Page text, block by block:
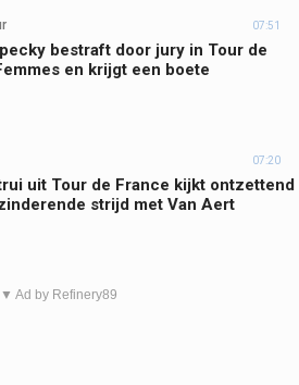
07:51
bestraft door jury in Tour de
en krijgt een boete
07:20
uit Tour de France kijkt ontzettend
strijd met Van Aert
▼ Ad by Refinery89